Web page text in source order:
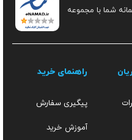
شما با مجموعه
راهنمای خرید
پیگیری سفارش
آموزش خرید